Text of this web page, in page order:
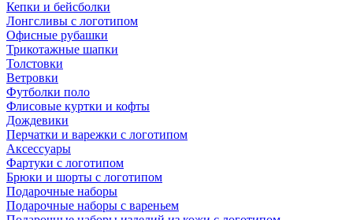
Кепки и бейсболки
Лонгсливы с логотипом
Офисные рубашки
Трикотажные шапки
Толстовки
Ветровки
Футболки поло
Флисовые куртки и кофты
Дождевики
Перчатки и варежки с логотипом
Аксессуары
Фартуки с логотипом
Брюки и шорты с логотипом
Подарочные наборы
Подарочные наборы с вареньем